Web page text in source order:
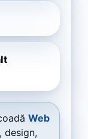
Web
design,